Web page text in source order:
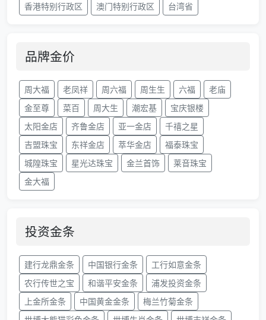
香港特别行政区
澳门特别行政区 台湾省
品牌金价
周大福 老凤祥 周六福 周生生 六福
老庙
金至尊
菜百 周大生 潮宏基
宝庆银楼
太阳金店
齐鲁金店 亚一金店
千禧之星
吉盟珠宝
东祥金店 萃华金店
福泰珠宝
城隍珠宝
星光达珠宝 金兰首饰
莱音珠宝
金大福
投资金条
建行龙鼎金条 中国银行金条
工行如意金条
农行传世之宝
和谐平安金条
浦发投资金条
上金所金条
中国黄金金条
梅兰竹菊金条